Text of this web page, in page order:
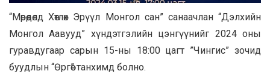
“Мөрөөдөлд Хөтлөх Эрүүл Монгол сан” санаачлан “Дэлхийн
Монгол Аавууд” хүндэтгэлийн цэнгүүнийг 2024 оны
гуравдугаар сарын 15-ны 18:00 цагт ”Чингис” зочид
буудлын “Өргөө” танхимд болно.